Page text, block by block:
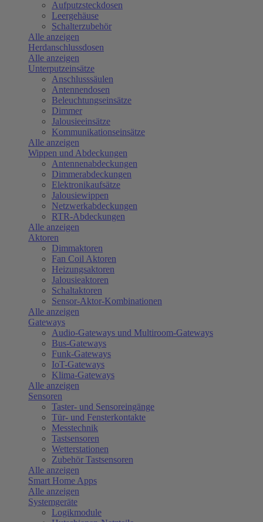
Aufputzsteckdosen
Leergehäuse
Schalterzubehör
Alle anzeigen
Herdanschlussdosen
Alle anzeigen
Unterputzeinsätze
Anschlusssäulen
Antennendosen
Beleuchtungseinsätze
Dimmer
Jalousieeinsätze
Kommunikationseinsätze
Alle anzeigen
Wippen und Abdeckungen
Antennenabdeckungen
Dimmerabdeckungen
Elektronikaufsätze
Jalousiewippen
Netzwerkabdeckungen
RTR-Abdeckungen
Alle anzeigen
Aktoren
Dimmaktoren
Fan Coil Aktoren
Heizungsaktoren
Jalousieaktoren
Schaltaktoren
Sensor-Aktor-Kombinationen
Alle anzeigen
Gateways
Audio-Gateways und Multiroom-Gateways
Bus-Gateways
Funk-Gateways
IoT-Gateways
Klima-Gateways
Alle anzeigen
Sensoren
Taster- und Sensoreingänge
Tür- und Fensterkontakte
Messtechnik
Tastsensoren
Wetterstationen
Zubehör Tastsensoren
Alle anzeigen
Smart Home Apps
Alle anzeigen
Systemgeräte
Logikmodule